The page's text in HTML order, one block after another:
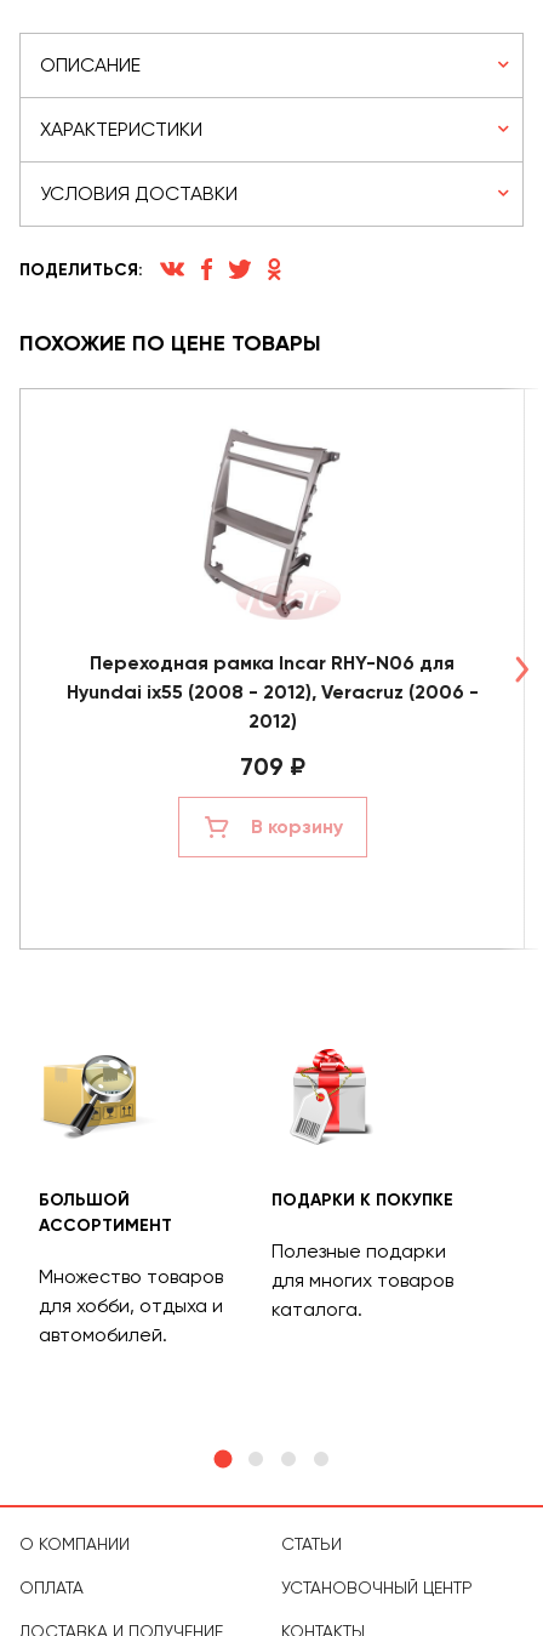
ОПИСАНИЕ
ХАРАКТЕРИСТИКИ
УСЛОВИЯ ДОСТАВКИ
ПОДЕЛИТЬСЯ:
ПОХОЖИЕ ПО ЦЕНЕ ТОВАРЫ
Переходная рамка Incar RHY-N06 для
Hyundai ix55 (2008 - 2012), Veracruz (2006 -
2012)
709 ₽
В корзину
БОЛЬШОЙ
АССОРТИМЕНТ
Множество товаров
для хобби, отдыха и
автомобилей.
ПОДАРКИ К ПОКУПКЕ
Полезные подарки
для многих товаров
каталога.
О КОМПАНИИ
ОПЛАТА
ДОСТАВКА И ПОЛУЧЕНИЕ
СТАТЬИ
УСТАНОВОЧНЫЙ ЦЕНТР
КОНТАКТЫ